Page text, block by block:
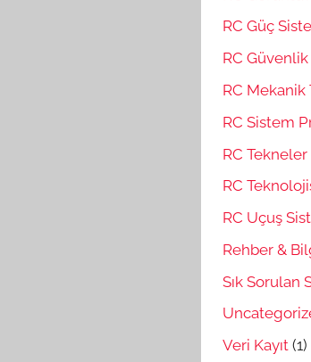
RC Güç
RC
RC Mekanik
RC Sistem
RC Tekneler
RC
RC Uçuş
Rehber &
Sık Sorulan
Veri Kayıt (1)